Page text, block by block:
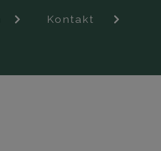
Kontakt